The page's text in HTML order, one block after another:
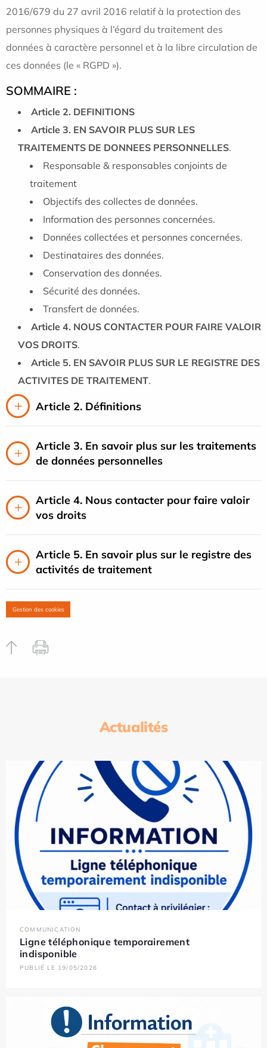
2016/679 du 27 avril 2016 relatif à la protection des
personnes physiques à l’égard du traitement des
données à caractère personnel et à la libre circulation de
ces données (le « RGPD »).
SOMMAIRE :
Article 2. DEFINITIONS
Article 3. EN SAVOIR PLUS SUR LES
TRAITEMENTS DE DONNEES PERSONNELLES.
Responsable & responsables conjoints de
traitement
Objectifs des collectes de données.
Information des personnes concernées.
Données collectées et personnes concernées.
Destinataires des données.
Conservation des données.
Sécurité des données.
Transfert de données.
Article 4. NOUS CONTACTER POUR FAIRE VALOIR
VOS DROITS.
Article 5. EN SAVOIR PLUS SUR LE REGISTRE DES
ACTIVITES DE TRAITEMENT.
Article 2. Définitions
Article 3. En savoir plus sur les traitements
de données personnelles
Article 4. Nous contacter pour faire valoir
vos droits
Article 5. En savoir plus sur le registre des
activités de traitement
Gestion des cookies
Actualités
COMMUNICATION
Ligne téléphonique temporairement
indisponible
PUBLIÉ LE 19/05/2026